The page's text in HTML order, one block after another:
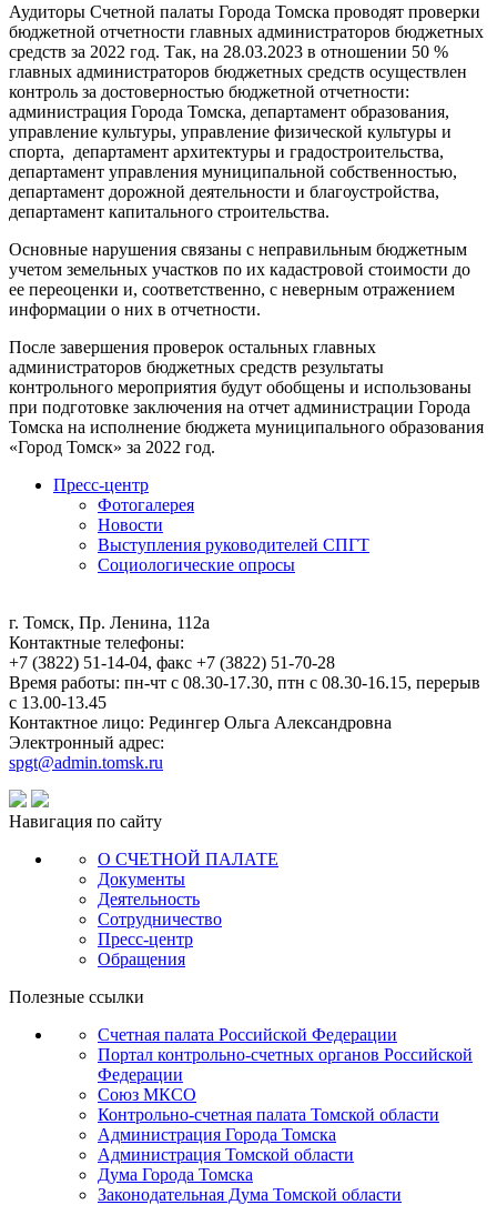
Аудиторы Счетной палаты Города Томска проводят проверки
бюджетной отчетности главных администраторов бюджетных
средств за 2022 год. Так, на 28.03.2023 в отношении 50 %
главных администраторов бюджетных средств осуществлен
контроль за достоверностью бюджетной отчетности:
администрация Города Томска, департамент образования,
управление культуры, управление физической культуры и
спорта, департамент архитектуры и градостроительства,
департамент управления муниципальной собственностью,
департамент дорожной деятельности и благоустройства,
департамент капитального строительства.
Основные нарушения связаны с неправильным бюджетным
учетом земельных участков по их кадастровой стоимости до
ее переоценки и, соответственно, с неверным отражением
информации о них в отчетности.
После завершения проверок остальных главных
администраторов бюджетных средств результаты
контрольного мероприятия будут обобщены и использованы
при подготовке заключения на отчет администрации Города
Томска на исполнение бюджета муниципального образования
«Город Томск» за 2022 год.
Пресс-центр
Фотогалерея
Новости
Выступления руководителей СПГТ
Социологические опросы
г. Томск, Пр. Ленина, 112а
Контактные телефоны:
+7 (3822) 51-14-04, факс +7 (3822) 51-70-28
Время работы: пн-чт с 08.30-17.30, птн с 08.30-16.15, перерыв
с 13.00-13.45
Контактное лицо: Редингер Ольга Александровна
Электронный адрес:
spgt@admin.tomsk.ru
Навигация по сайту
О СЧЕТНОЙ ПАЛАТЕ
Документы
Деятельность
Сотрудничество
Пресс-центр
Обращения
Полезные ссылки
Счетная палата Российской Федерации
Портал контрольно-счетных органов Российской
Федерации
Союз МКСО
Контрольно-счетная палата Томской области
Администрация Города Томска
Администрация Томской области
Дума Города Томска
Законодательная Дума Томской области